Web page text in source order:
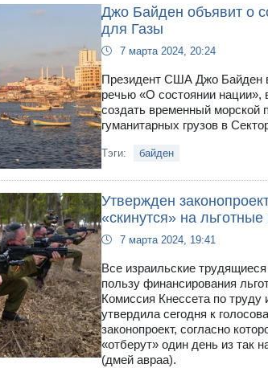
Джо Байден объявит о
для Газы
7 марта 2024, 20:24
Президент США Джо Байден
речью «О состоянии нации»,
создать временный морской
гуманитарных грузов в
Тэги: байден
Утвержден
«скинутся» на
7 марта 2024, 19:41
Все израильские
пользу финансирования
Комиссия Кнессета по
утвердила сегодня к
законопроект, согласно
«отберут» один день из так
(дмей авраа).